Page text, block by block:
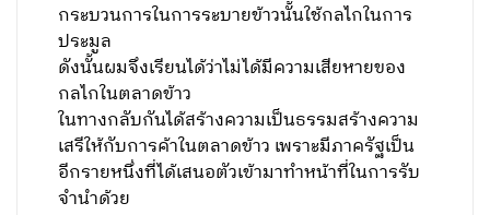
กระบวนการในการระบายข้าวนั้นใช้กลไกในการ
ประมูล
ดังนั้นผมจึงเรียนได้ว่าไม่ได้มีความเสียหายของ
กลไกในตลาดข้าว
ในทางกลับกันได้สร้างความเป็นธรรมสร้างความ
เสรีให้กับการค้าในตลาดข้าว เพราะมีภาครัฐเป็น
อีกรายหนึ่งที่ได้เสนอตัวเข้ามาทำหน้าที่ในการรับ
จำนำด้วย